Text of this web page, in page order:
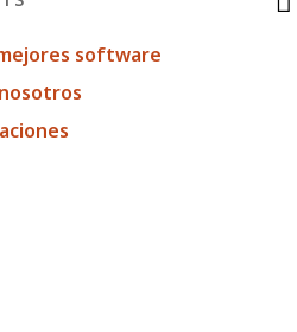
software